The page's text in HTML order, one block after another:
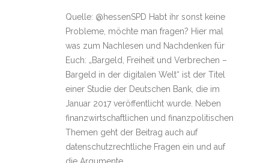
Quelle: @hessenSPD Habt ihr sonst keine
Probleme, möchte man fragen? Hier mal
was zum Nachlesen und Nachdenken für
Euch: „Bargeld, Freiheit und Verbrechen –
Bargeld in der digitalen Welt“ ist der Titel
einer Studie der Deutschen Bank, die im
Januar 2017 veröffentlicht wurde. Neben
finanzwirtschaftlichen und finanzpolitischen
Themen geht der Beitrag auch auf
datenschutzrechtliche Fragen ein und auf